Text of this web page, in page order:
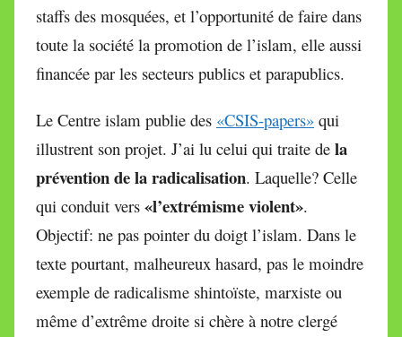
staffs des mosquées, et l’opportunité de faire dans
toute la société la promotion de l’islam, elle aussi
financée par les secteurs publics et parapublics.
Le Centre islam publie des «CSIS-papers» qui
illustrent son projet. J’ai lu celui qui traite de la
prévention de la radicalisation. Laquelle? Celle
qui conduit vers «l’extrémisme violent».
Objectif: ne pas pointer du doigt l’islam. Dans le
texte pourtant, malheureux hasard, pas le moindre
exemple de radicalisme shintoïste, marxiste ou
même d’extrême droite si chère à notre clergé